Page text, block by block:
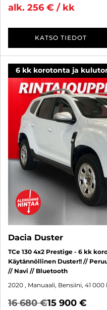
alk. 256 € / kk
KATSO TIEDOT
6 kk korotonta ja
Dacia Duster
TCe 130 4x2 Prestige - 6 kk
Käytännöllinen Duster!! //
// Navi // Bluetooth
2020 , Manuaali, Bensiini, 41 000
16 680 €15 900 €